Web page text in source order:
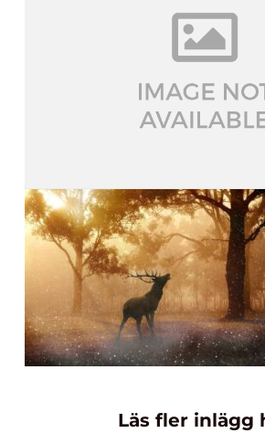
Läs fler inlägg